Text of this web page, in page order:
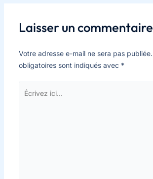
Laisser un commentaire
Votre adresse e-mail ne sera pas publiée.
obligatoires sont indiqués avec *
ici…